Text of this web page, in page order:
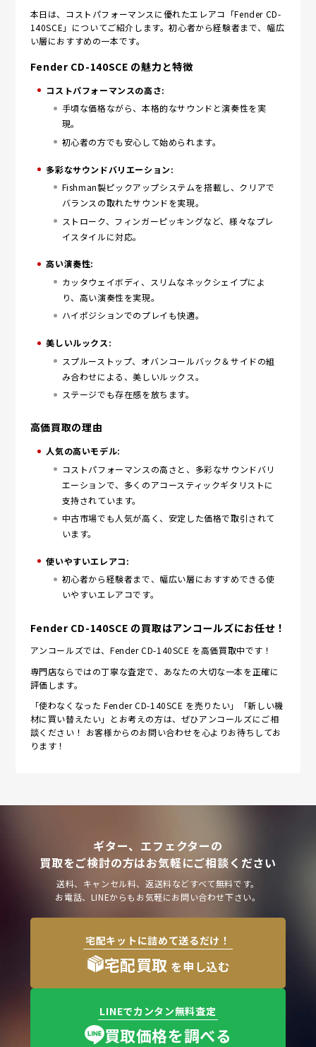
本日は、コストパフォーマンスに優れたエレアコ「Fender CD-
140SCE」についてご紹介します。初心者から経験者まで、幅広
い層におすすめの一本です。
Fender CD-140SCE の魅力と特徴
コストパフォーマンスの高さ:
手頃な価格ながら、本格的なサウンドと演奏性を実
現。
初心者の方でも安心して始められます。
多彩なサウンドバリエーション:
Fishman製ピックアップシステムを搭載し、クリアで
バランスの取れたサウンドを実現。
ストローク、フィンガーピッキングなど、様々なプレ
イスタイルに対応。
高い演奏性:
カッタウェイボディ、スリムなネックシェイプによ
り、高い演奏性を実現。
ハイポジションでのプレイも快適。
美しいルックス:
スプルーストップ、オバンコールバック＆サイドの組
み合わせによる、美しいルックス。
ステージでも存在感を放ちます。
高価買取の理由
人気の高いモデル:
コストパフォーマンスの高さと、多彩なサウンドバリ
エーションで、多くのアコースティックギタリストに
支持されています。
中古市場でも人気が高く、安定した価格で取引されて
います。
使いやすいエレアコ:
初心者から経験者まで、幅広い層におすすめできる使
いやすいエレアコです。
Fender CD-140SCE の買取はアンコールズにお任せ！
アンコールズでは、Fender CD-140SCE を高価買取中です！
専門店ならではの丁寧な査定で、あなたの大切な一本を正確に
評価します。
「使わなくなった Fender CD-140SCE を売りたい」「新しい機
材に買い替えたい」とお考えの方は、ぜひアンコールズにご相
談ください！ お客様からのお問い合わせを心よりお待ちしてお
ります！
ギター、エフェクターの
買取をご検討の方はお気軽にご相談ください
送料、キャンセル料、返送料などすべて無料です。
お電話、LINEからもお気軽にお問い合わせ下さい。
宅配キットに詰めて送るだけ！
宅配買取 を申し込む
LINEでカンタン無料査定
買取価格を調べる